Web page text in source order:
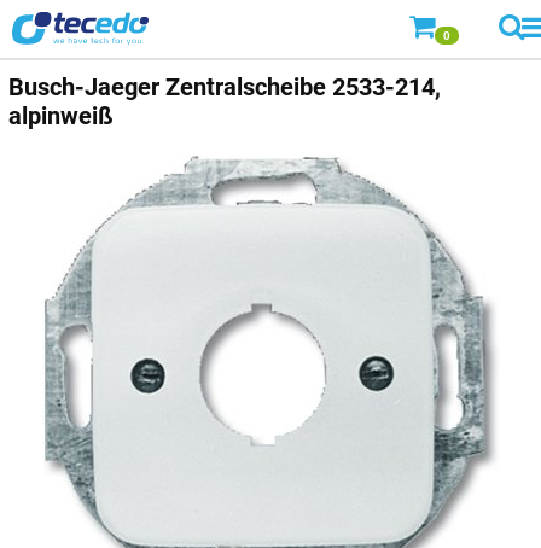
0
Busch-Jaeger Zentralscheibe 2533-214,
alpinweiß